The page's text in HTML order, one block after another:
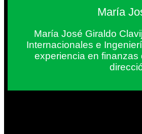
María
María José Giraldo
Internacionales e
experiencia en finanzas